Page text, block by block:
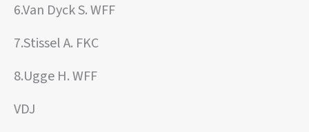
6.Van Dyck S. WFF
7.Stissel A. FKC
8.Ugge H. WFF
VDJ